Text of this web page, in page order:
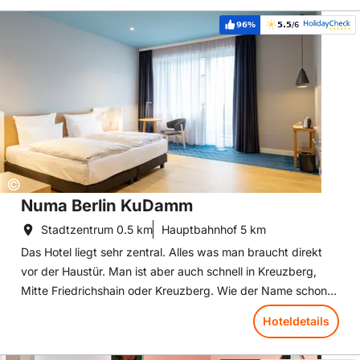
bestätigen.
Copyright:
©
Weiterempfehlung:
96% Bewertung:
5.5/6
Numa Berlin KuDamm
Stadtzentrum 0.5 km Hauptbahnhof 5 km
Das Hotel liegt sehr zentral. Alles was man braucht direkt
vor der Haustür. Man ist aber auch schnell in Kreuzberg,
Mitte Friedrichshain oder Kreuzberg. Wie der Name schon
sagt, lassen wir uns immer wieder neu von Berlin
Hoteldetails
Hoteldetails: Numa Berlin KuDamm